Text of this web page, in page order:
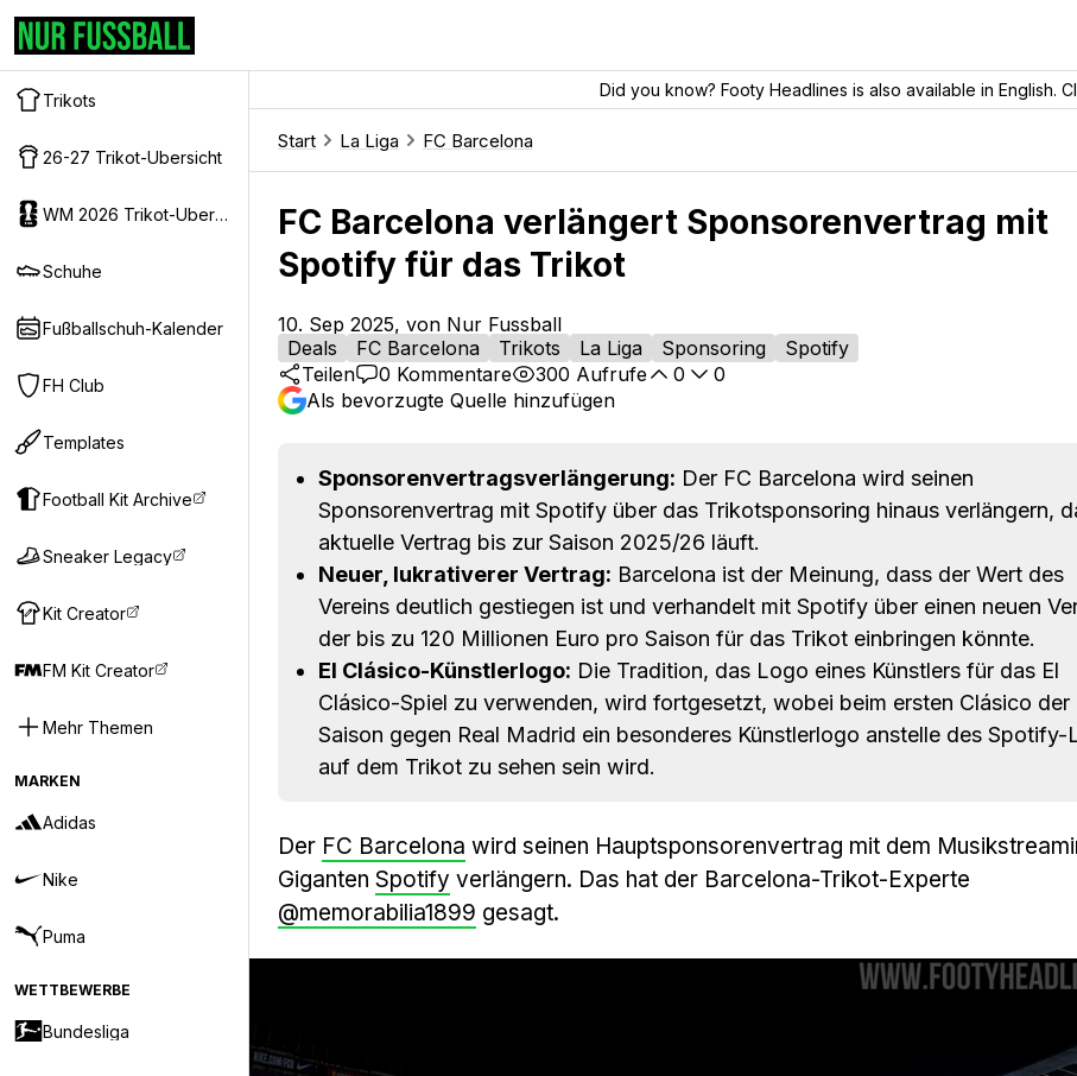
Trikots
26-27 Trikot-Ubersicht
WM 2026 Trikot-Ubersicht
Schuhe
Fußballschuh-Kalender
FH Club
Templates
Football Kit Archive
Sneaker Legacy
Kit Creator
FM Kit Creator
Mehr Themen
MARKEN
Adidas
Nike
Puma
WETTBEWERBE
Bundesliga
Did you know? Footy Headlines is also available in English.
Start La Liga FC Barcelona
FC Barcelona verlängert Sponsorenvertrag mit
Spotify für das Trikot
10. Sep 2025, von Nur Fussball
Deals
FC Barcelona Trikots La Liga Sponsoring
Spotify
Teilen
0 Kommentare 300 Aufrufe 0
0
Als bevorzugte Quelle hinzufügen
Sponsorenvertragsverlängerung: Der FC Barcelona wird seinen
Sponsorenvertrag mit Spotify über das Trikotsponsoring hinaus verlängern,
aktuelle Vertrag bis zur Saison 2025/26 läuft.
Neuer, lukrativerer Vertrag: Barcelona ist der Meinung, dass der Wert des
Vereins deutlich gestiegen ist und verhandelt mit Spotify über einen neuen
der bis zu 120 Millionen Euro pro Saison für das Trikot einbringen könnte.
El Clásico-Künstlerlogo: Die Tradition, das Logo eines Künstlers für das El
Clásico-Spiel zu verwenden, wird fortgesetzt, wobei beim ersten Clásico der
Saison gegen Real Madrid ein besonderes Künstlerlogo anstelle des Spotify-
auf dem Trikot zu sehen sein wird.
Der FC Barcelona wird seinen Hauptsponsorenvertrag mit dem
Giganten Spotify verlängern. Das hat der Barcelona-Trikot-Experte
@memorabilia1899 gesagt.